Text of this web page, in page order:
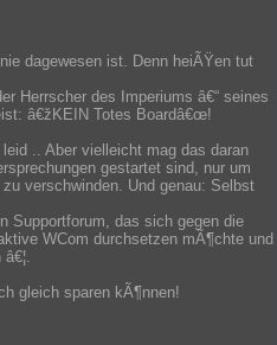
dagewesen ist. Denn heiÃŸen tut
Herrscher des Imperiums â€“ seines
â€žKEIN Totes Boardâ€œ!
.. Aber vielleicht mag das daran
gestartet sind, nur um
verschwinden. Und genau: Selbst
Supportforum, das sich gegen die
WCom durchsetzen mÃ¶chte und
gleich sparen kÃ¶nnen!